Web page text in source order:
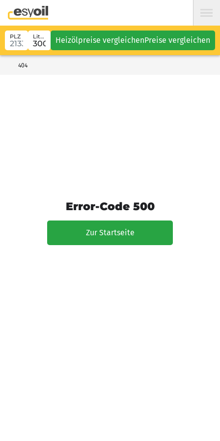
PLZ Liter Heizölpreise vergleichenPreise vergleichen
404
Error-Code 500
Zur Startseite